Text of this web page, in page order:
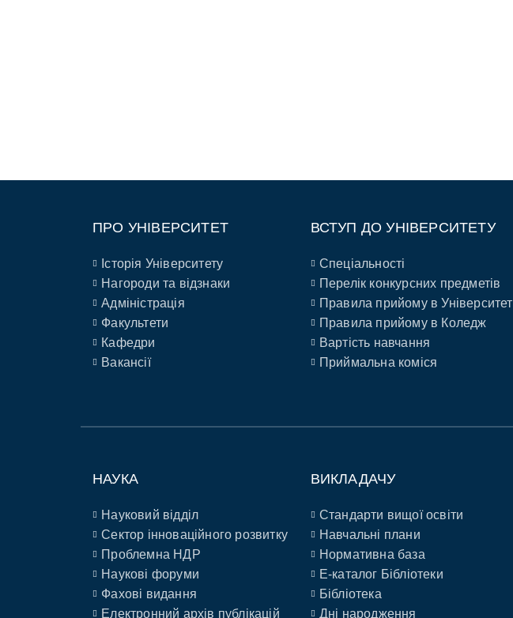
ПРО УНІВЕРСИТЕТ
Історія Університету
Нагороди та відзнаки
Адміністрація
Факультети
Кафедри
Вакансії
ВСТУП ДО УНІВЕРСИТЕТУ
Спеціальності
Перелік конкурсних предметів
Правила прийому в Університет
Правила прийому в Коледж
Вартість навчання
Приймальна коміся
НАУКА
Науковий відділ
Сектор інноваційного розвитку
Проблемна НДР
Наукові форуми
Фахові видання
Електронний архів публікацій
ВИКЛАДАЧУ
Стандарти вищої освіти
Навчальні плани
Нормативна база
E-каталог Бібліотеки
Бібліотека
Дні народження